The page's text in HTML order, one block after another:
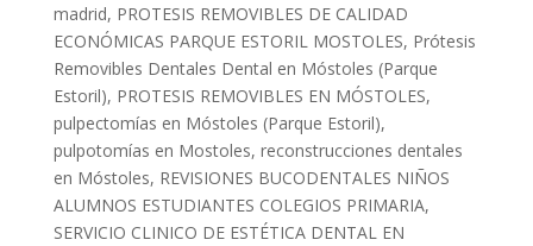
madrid, PROTESIS REMOVIBLES DE CALIDAD
ECONÓMICAS PARQUE ESTORIL MOSTOLES, Prótesis
Removibles Dentales Dental en Móstoles (Parque
Estoril), PROTESIS REMOVIBLES EN MÓSTOLES,
pulpectomías en Móstoles (Parque Estoril),
pulpotomías en Mostoles, reconstrucciones dentales
en Móstoles, REVISIONES BUCODENTALES NIÑOS
ALUMNOS ESTUDIANTES COLEGIOS PRIMARIA,
SERVICIO CLINICO DE ESTÉTICA DENTAL EN